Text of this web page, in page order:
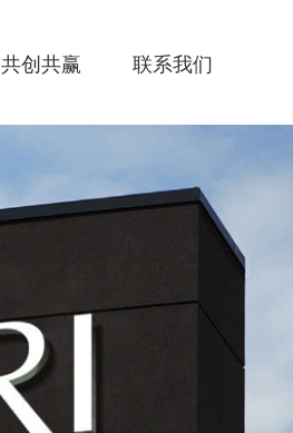
共创共赢 联系我们